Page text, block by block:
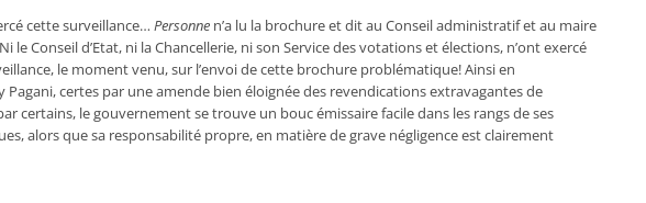
cette surveillance… Personnen’a lu la brochure et dit au Conseil administratif et au maire
le Conseil d’Etat, ni la Chancellerie, ni son Service des votations et élections, n’ont exercé
le moment venu, sur l’envoidecette brochure problématique! Ainsi en
Pagani, certes par une amende bien éloignée des revendications extravagantesde
certains, le gouvernement se trouve un bouc émissaire facile dans les rangsdeses
alors que sa responsabilité propre, en matièredegrave négligence est clairement